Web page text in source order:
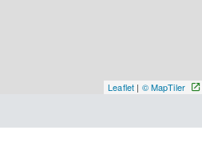
Leaflet | © MapTiler